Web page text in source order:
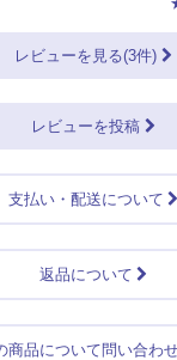
レビューを見る(3件)
レビューを投稿
支払い・配送について
返品について
商品について問い合わ